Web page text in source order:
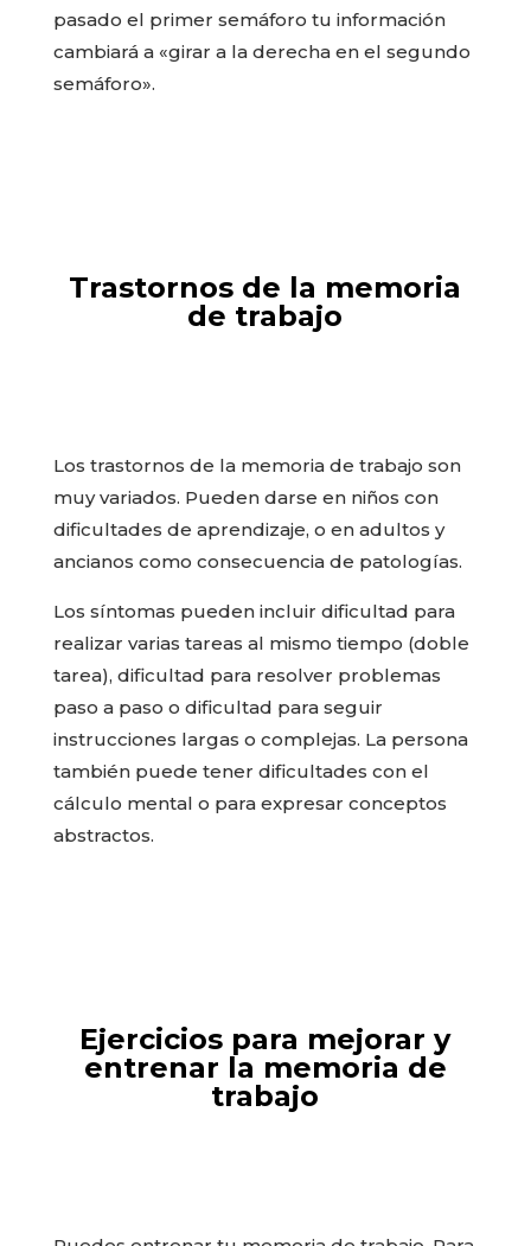
pasado el primer semáforo tu información
cambiará a «girar a la derecha en el segundo
semáforo».
Trastornos de la memoria
de trabajo
Los trastornos de la memoria de trabajo son
muy variados. Pueden darse en niños con
dificultades de aprendizaje, o en adultos y
ancianos como consecuencia de patologías.
Los síntomas pueden incluir dificultad para
realizar varias tareas al mismo tiempo (doble
tarea), dificultad para resolver problemas
paso a paso o dificultad para seguir
instrucciones largas o complejas. La persona
también puede tener dificultades con el
cálculo mental o para expresar conceptos
abstractos.
Ejercicios para mejorar y
entrenar la memoria de
trabajo